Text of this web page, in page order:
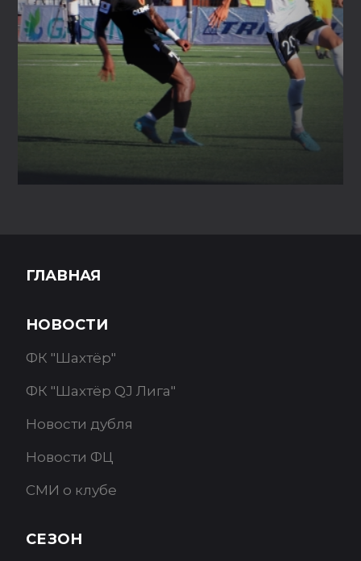
ГЛАВНАЯ
НОВОСТИ
ФК "Шахтёр"
ФК "Шахтёр QJ Лига"
Новости дубля
Новости ФЦ
СМИ о клубе
СЕЗОН